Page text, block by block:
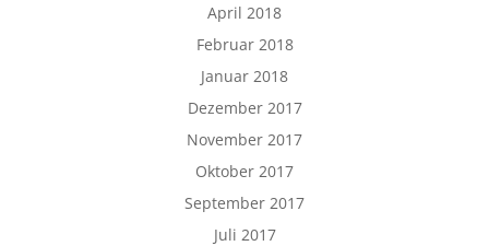
April 2018
Februar 2018
Januar 2018
Dezember 2017
November 2017
Oktober 2017
September 2017
Juli 2017